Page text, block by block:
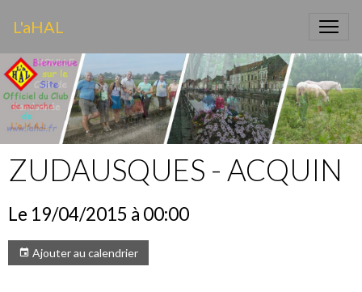
L'aHAL
ZUDAUSQUES - ACQUIN
Le 19/04/2015 à 00:00
Ajouter au calendrier